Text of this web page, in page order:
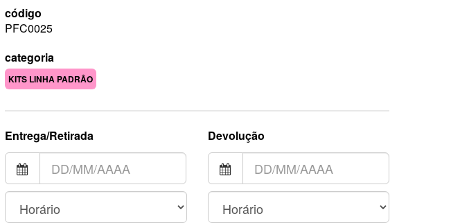
código
PFC0025
categoria
KITS LINHA PADRÃO
Entrega/Retirada Devolução